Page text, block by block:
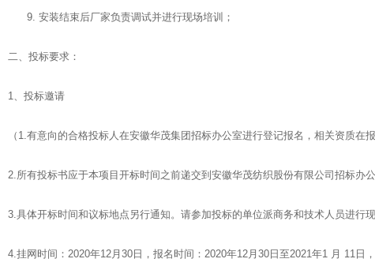
9. 安装结束后厂家负责调试并进行现场培训；
二、投标要求：
1、投标邀请
（1.有意向的合格投标人在安徽华茂集团招标办公室进行登记报名，相关资质在
2.所有投标书应于本项目开标时间之前递交到安徽华茂纺织股份有限公司招标办公
3.具体开标时间和议标地点另行通知。请参加投标的单位派商务和技术人员进行现
4.挂网时间：2020年12月30日，报名时间：2020年12月30日至2021年1 月 11日